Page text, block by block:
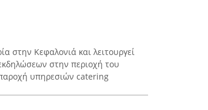
στην Κεφαλονιά και λειτουργεί
στην περιοχή του
παροχή υπηρεσιών catering